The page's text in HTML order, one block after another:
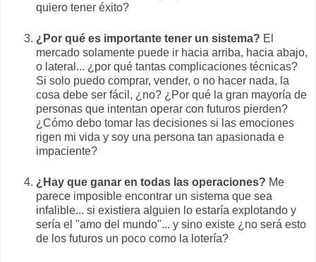
quiero tener éxito?
¿Por qué es importante tener un sistema? El
mercado solamente puede ir hacia arriba, hacia abajo,
o lateral... ¿por qué tantas complicaciones técnicas?
Si solo puedo comprar, vender, o no hacer nada, la
cosa debe ser fácil, ¿no? ¿Por qué la gran mayoría de
personas que intentan operar con futuros pierden?
¿Cómo debo tomar las decisiones si las emociones
rigen mi vida y soy una persona tan apasionada e
impaciente?
¿Hay que ganar en todas las operaciones? Me
parece imposible encontrar un sistema que sea
infalible... si existiera alguien lo estaría explotando y
sería el "amo del mundo"... y sino existe ¿no será esto
de los futuros un poco como la lotería?